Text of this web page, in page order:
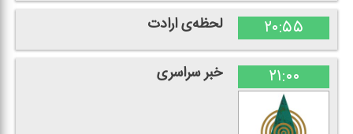
۲۰:۵۵ لحظه‌ی ارادت
۲۱:۰۰ خبر سراسری